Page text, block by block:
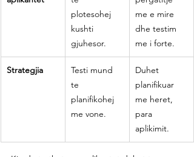
plotesohej
kushti
gjuhesor.
me e mire
dhe testim
me i forte.
Strategjia
Testi mund
te
planifikohej
me vone.
Duhet
planifikuar
me heret,
para
aplikimit.